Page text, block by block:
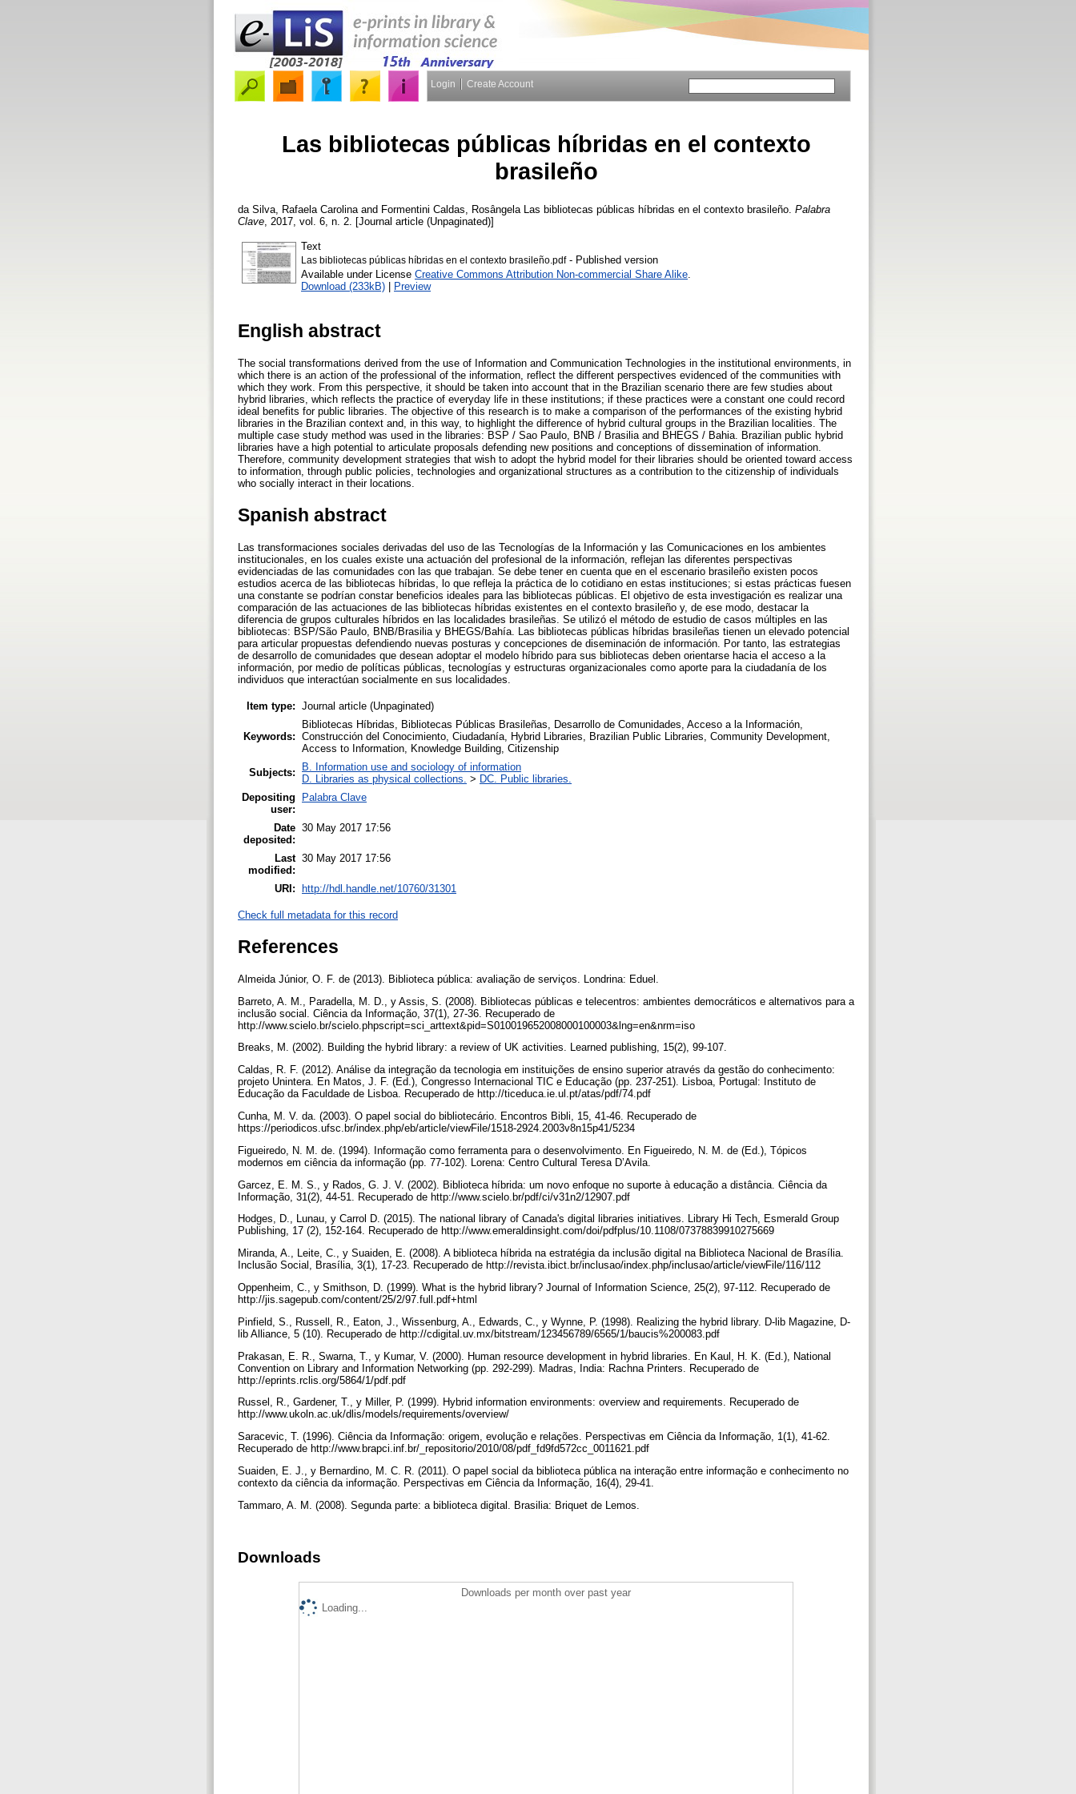
Login Create Account
Las bibliotecas públicas híbridas en el contexto
brasileño
da Silva, Rafaela Carolina and Formentini Caldas, Rosângela Las bibliotecas públicas híbridas en el contexto brasileño. Palabra
Clave , 2017, vol. 6, n. 2. [Journal article (Unpaginated)]
Text
Las bibliotecas públicas híbridas en el contexto brasileño.pdf- Published version
Available under License Creative Commons Attribution Non-commercial Share Alike
Download (233kB) | Preview
English abstract
The social transformations derived from the use of Information and Communication Technologies in the institutional environments, in
which there is an action of the professional of the information, reflect the different perspectives evidenced of the communities with
which they work. From this perspective, it should be taken into account that in the Brazilian scenario there are few studies about
hybrid libraries, which reflects the practice of everyday life in these institutions; if these practices were a constant one could record
ideal benefits for public libraries. The objective of this research is to make a comparison of the performances of the existing hybrid
libraries in the Brazilian context and, in this way, to highlight the difference of hybrid cultural groups in the Brazilian localities. The
multiple case study method was used in the libraries: BSP / Sao Paulo, BNB / Brasilia and BHEGS / Bahia. Brazilian public hybrid
libraries have a high potential to articulate proposals defending new positions and conceptions of dissemination of information.
Therefore, community development strategies that wish to adopt the hybrid model for their libraries should be oriented toward access
to information, through public policies, technologies and organizational structures as a contribution to the citizenship of individuals
who socially interact in their locations.
Spanish abstract
Las transformaciones sociales derivadas del uso de las Tecnologías de la Información y las Comunicaciones en los ambientes
institucionales, en los cuales existe una actuación del profesional de la información, reflejan las diferentes perspectivas
evidenciadas de las comunidades con las que trabajan. Se debe tener en cuenta que en el escenario brasileño existen pocos
estudios acerca de las bibliotecas híbridas, lo que refleja la práctica de lo cotidiano en estas instituciones; si estas prácticas fuesen
una constante se podrían constar beneficios ideales para las bibliotecas públicas. El objetivo de esta investigación es realizar una
comparación de las actuaciones de las bibliotecas híbridas existentes en el contexto brasileño y, de ese modo, destacar la
diferencia de grupos culturales híbridos en las localidades brasileñas. Se utilizó el método de estudio de casos múltiples en las
bibliotecas: BSP/São Paulo, BNB/Brasilia y BHEGS/Bahía. Las bibliotecas públicas híbridas brasileñas tienen un elevado potencial
para articular propuestas defendiendo nuevas posturas y concepciones de diseminación de información. Por tanto, las estrategias
de desarrollo de comunidades que desean adoptar el modelo híbrido para sus bibliotecas deben orientarse hacia el acceso a la
información, por medio de políticas públicas, tecnologías y estructuras organizacionales como aporte para la ciudadanía de los
individuos que interactúan socialmente en sus localidades.
Item type: Journal article (Unpaginated)
Keywords:
Bibliotecas Híbridas, Bibliotecas Públicas Brasileñas, Desarrollo de Comunidades, Acceso a la Información,
Construcción del Conocimiento, Ciudadanía, Hybrid Libraries, Brazilian Public Libraries, Community Development,
Access to Information, Knowledge Building, Citizenship
Subjects:
B. Information use and sociology of information
D. Libraries as physical collections. > DC. Public libraries.
Depositing
user:
Palabra Clave
Date
deposited:
30 May 2017 17:56
Last
modified:
30 May 2017 17:56
URI: http://hdl.handle.net/10760/31301
Check full metadata for this record
References
Almeida Júnior, O. F. de (2013). Biblioteca pública: avaliação de serviços. Londrina: Eduel.
Barreto, A. M., Paradella, M. D., y Assis, S. (2008). Bibliotecas públicas e telecentros: ambientes democráticos e alternativos para a
inclusão social. Ciência da Informação, 37(1), 27-36. Recuperado de
http://www.scielo.br/scielo.phpscript=sci_arttext&pid=S010019652008000100003&lng=en&nrm=iso
Breaks, M. (2002). Building the hybrid library: a review of UK activities. Learned publishing, 15(2), 99-107.
Caldas, R. F. (2012). Análise da integração da tecnologia em instituições de ensino superior através da gestão do conhecimento:
projeto Unintera. En Matos, J. F. (Ed.), Congresso Internacional TIC e Educação (pp. 237-251). Lisboa, Portugal: Instituto de
Educação da Faculdade de Lisboa. Recuperado de http://ticeduca.ie.ul.pt/atas/pdf/74.pdf
Cunha, M. V. da. (2003). O papel social do bibliotecário. Encontros Bibli, 15, 41-46. Recuperado de
https://periodicos.ufsc.br/index.php/eb/article/viewFile/1518-2924.2003v8n15p41/5234
Figueiredo, N. M. de. (1994). Informação como ferramenta para o desenvolvimento. En Figueiredo, N. M. de (Ed.), Tópicos
modernos em ciência da informação (pp. 77-102). Lorena: Centro Cultural Teresa D’Avila.
Garcez, E. M. S., y Rados, G. J. V. (2002). Biblioteca híbrida: um novo enfoque no suporte à educação a distância. Ciência da
Informação, 31(2), 44-51. Recuperado de http://www.scielo.br/pdf/ci/v31n2/12907.pdf
Hodges, D., Lunau, y Carrol D. (2015). The national library of Canada's digital libraries initiatives. Library Hi Tech, Esmerald Group
Publishing, 17 (2), 152-164. Recuperado de http://www.emeraldinsight.com/doi/pdfplus/10.1108/07378839910275669
Miranda, A., Leite, C., y Suaiden, E. (2008). A biblioteca híbrida na estratégia da inclusão digital na Biblioteca Nacional de Brasília.
Inclusão Social, Brasília, 3(1), 17-23. Recuperado de http://revista.ibict.br/inclusao/index.php/inclusao/article/viewFile/116/112
Oppenheim, C., y Smithson, D. (1999). What is the hybrid library? Journal of Information Science, 25(2), 97-112. Recuperado de
http://jis.sagepub.com/content/25/2/97.full.pdf+html
Pinfield, S., Russell, R., Eaton, J., Wissenburg, A., Edwards, C., y Wynne, P. (1998). Realizing the hybrid library. D-lib Magazine, D-
lib Alliance, 5 (10). Recuperado de http://cdigital.uv.mx/bitstream/123456789/6565/1/baucis%200083.pdf
Prakasan, E. R., Swarna, T., y Kumar, V. (2000). Human resource development in hybrid libraries. En Kaul, H. K. (Ed.), National
Convention on Library and Information Networking (pp. 292-299). Madras, India: Rachna Printers. Recuperado de
http://eprints.rclis.org/5864/1/pdf.pdf
Russel, R., Gardener, T., y Miller, P. (1999). Hybrid information environments: overview and requirements. Recuperado de
http://www.ukoln.ac.uk/dlis/models/requirements/overview/
Saracevic, T. (1996). Ciência da Informação: origem, evolução e relações. Perspectivas em Ciência da Informação, 1(1), 41-62.
Recuperado de http://www.brapci.inf.br/_repositorio/2010/08/pdf_fd9fd572cc_0011621.pdf
Suaiden, E. J., y Bernardino, M. C. R. (2011). O papel social da biblioteca pública na interação entre informação e conhecimento no
contexto da ciência da informação. Perspectivas em Ciência da Informação, 16(4), 29-41.
Tammaro, A. M. (2008). Segunda parte: a biblioteca digital. Brasilia: Briquet de Lemos.
Downloads
Downloads per month over past year
Loading...